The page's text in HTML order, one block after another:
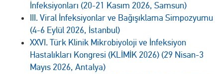
İnfeksiyonları (20-21 Kasım 2026, Samsun)
III. Viral İnfeksiyonlar ve Bağışıklama Simpozyumu
(4-6 Eylül 2026, İstanbul)
XXVI. Türk Klinik Mikrobiyoloji ve İnfeksiyon
Hastalıkları Kongresi (KLİMİK 2026) (29 Nisan-3
Mayıs 2026, Antalya)